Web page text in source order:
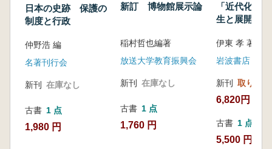
日本の史跡 保護の
制度と行政
仲野浩 編
名著刊行会
新刊 在庫なし
古書 1 点
1,980 円
新訂 博物館展示論
稲村哲也編著
放送大学教育振興会
新刊 在庫なし
古書 1 点
1,760 円
「近代化遺
生と展開 新
伊東 孝 著
岩波書店
新刊 取り寄せ
6,820円
古書 1 点
5,500 円